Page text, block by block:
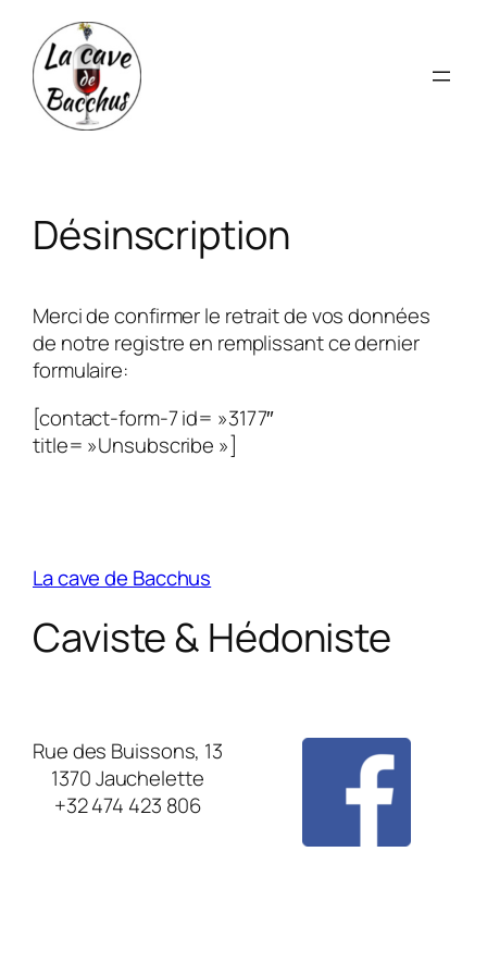
contenu
Désinscription
Merci de confirmer le retrait de vos données
de notre registre en remplissant ce dernier
formulaire:
[contact-form-7 id= »3177″
title= »Unsubscribe »]
La cave de Bacchus
Caviste & Hédoniste
Rue des Buissons, 13
1370 Jauchelette
+32 474 423 806